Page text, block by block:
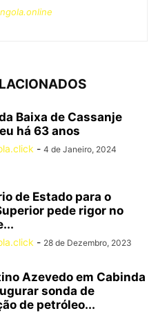
Baixa de Cassanje
há 63 anos
- 4 de Janeiro, 2024
de Estado para o
pede rigor no
- 28 de Dezembro, 2023
Azevedo em Cabinda
sonda de
de petróleo...